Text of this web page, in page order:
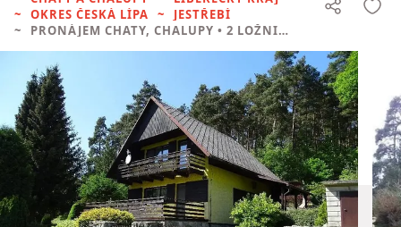
OKRES ČESKÁ LÍPA
JESTŘEBÍ
PRONÁJEM CHATY, CHALUPY • 2 LOŽNICE BEZ REALITKY